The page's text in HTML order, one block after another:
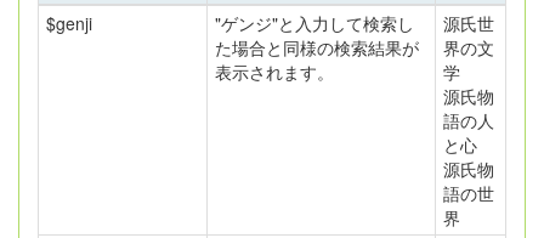
$genji
"ゲンジ"と入力して検索し
た場合と同様の検索結果が
表示されます。
源氏世
界の文
学
源氏物
語の人
と心
源氏物
語の世
界